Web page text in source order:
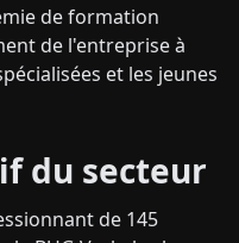
de formation
de l'entreprise à
et les jeunes
du secteur
de 145